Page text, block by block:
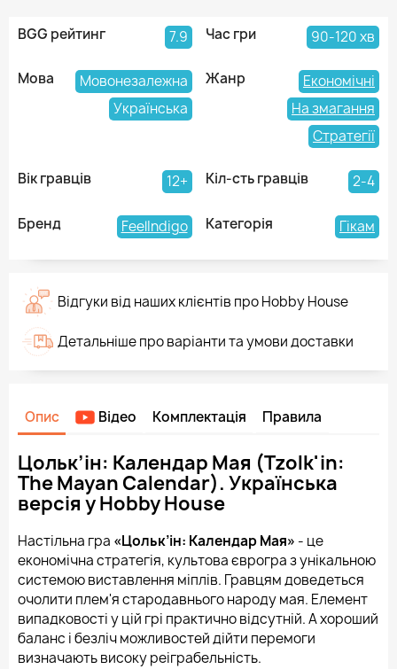
BGG рейтинг 7.9 Час гри 90-120 хв
Мова
Мовонезалежна
Українська
Жанр
Економічні
На змагання
Стратегії
Вік гравців 12+ Кіл-сть гравців 2-4
Бренд FeelIndigo Категорія Гікам
Відгуки від наших клієнтів про Hobby House
Детальніше про варіанти та умови доставки
Опис Відео Комплектація Правила
Цольк’ін: Календар Мая (Tzolk'in:
The Mayan Calendar). Українська
версія у Hobby House
Настільна гра «Цольк’ін: Календар Мая» - це
економічна стратегія, культова єврогра з унікальною
системою виставлення міплів. Гравцям доведеться
очолити плем'я стародавнього народу мая. Елемент
випадковості у цій грі практично відсутній. А хороший
баланс і безліч можливостей дійти перемоги
визначають високу реіграбельність.